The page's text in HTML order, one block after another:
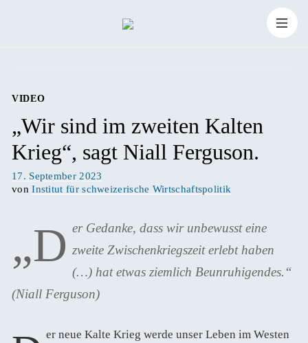
springen
VIDEO
„Wir sind im zweiten Kalten
Krieg“, sagt Niall Ferguson.
Veröffentlicht
am
17. September 2023
vonInstitut für schweizerische Wirtschaftspolitik
„D er Gedanke, dass wir unbewusst eine
zweite Zwischenkriegszeit erlebt haben
(…) hat etwas ziemlich Beunruhigendes.“
(Niall Ferguson)